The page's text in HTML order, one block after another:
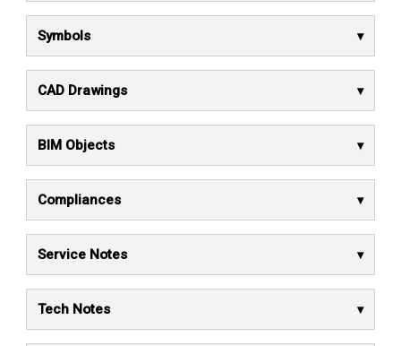
Symbols
CAD Drawings
BIM Objects
Compliances
Service Notes
Tech Notes